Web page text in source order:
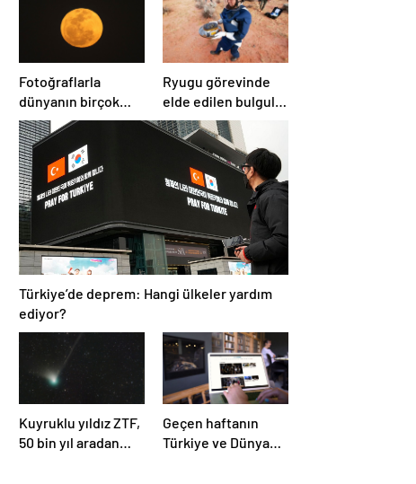
Fotoğraflarla
dünyanın birçok
yerinden ‘Süper Ay’
manzaraları
Ryugu görevinde
elde edilen bulgular
suyun dünyaya
asteroitlerce
getirilmiş
olabileceğini
gösteriyor
Türkiye’de deprem: Hangi ülkeler yardım
ediyor?
Kuyruklu yıldız ZTF,
50 bin yıl aradan
Geçen haftanın
Türkiye ve Dünya